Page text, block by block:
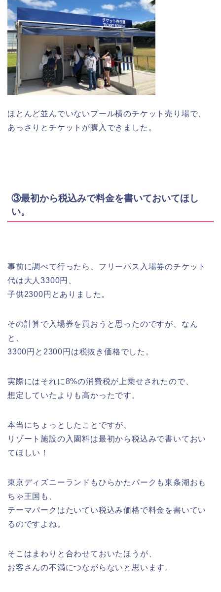
ほとんど並んでいないプール横のチケット売り場で、
あっさりとチケットが購入できました。
③最初から税込みで料金を書いておいてほし
い。
事前に調べて行ったら、フリーパス入場券のチケット
代は大人3300円、
子供2300円とありました。
その計算で入場券を買おうと思ったのですが、なん
と、
3300円と2300円は税抜き価格でした。
実際にはそれに8%の消費税が上乗せされたので、
想定していたよりも高かったです。
本当にちょっとしたことですが、
リゾート施設の入園料は最初から税込みで書いておい
てほしい！
東京ディズニーランドもひらかたパークも東条湖おも
ちゃ王国も、
テーマパークはたいてい税込み価格で料金を書いてい
るのですよね。
そこはまわりと合わせておいたほうが、
お客さんの不満につながらないと思います。